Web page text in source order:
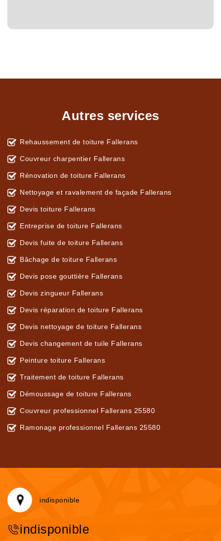
Autres services
Rehaussement de toiture Fallerans
Couvreur charpentier Fallerans
Rénovation de toiture Fallerans
Nettoyage et ravalement de façade Fallerans
Devis toiture Fallerans
Entreprise de toiture Fallerans
Devis fuite de toiture Fallerans
Bâchage de toiture Fallerans
Devis pose gouttière Fallerans
Devis zingueur Fallerans
Devis réparation de toiture Fallerans
Devis nettoyage de toiture Fallerans
Devis changement de tuile Fallerans
Peinture toiture Fallerans
Traitement de toiture Fallerans
Démoussage de toiture Fallerans
Couvreur professionnel Fallerans 25580
Ramonage professionnel Fallerans 25580
indisponible
indisponible